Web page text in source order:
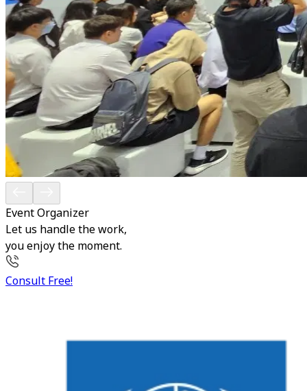
Event Organizer
Let us handle the work,
you enjoy the moment.
Consult Free!